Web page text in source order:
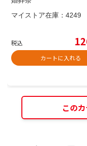
マイストア在庫： 4249
税込
カートに入れる
この